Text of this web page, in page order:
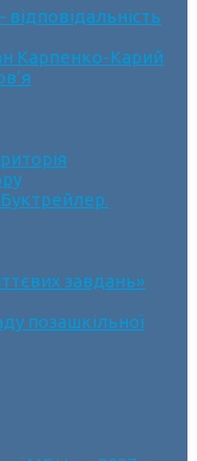
Карпенко-Карий
завдань»
позашкільної